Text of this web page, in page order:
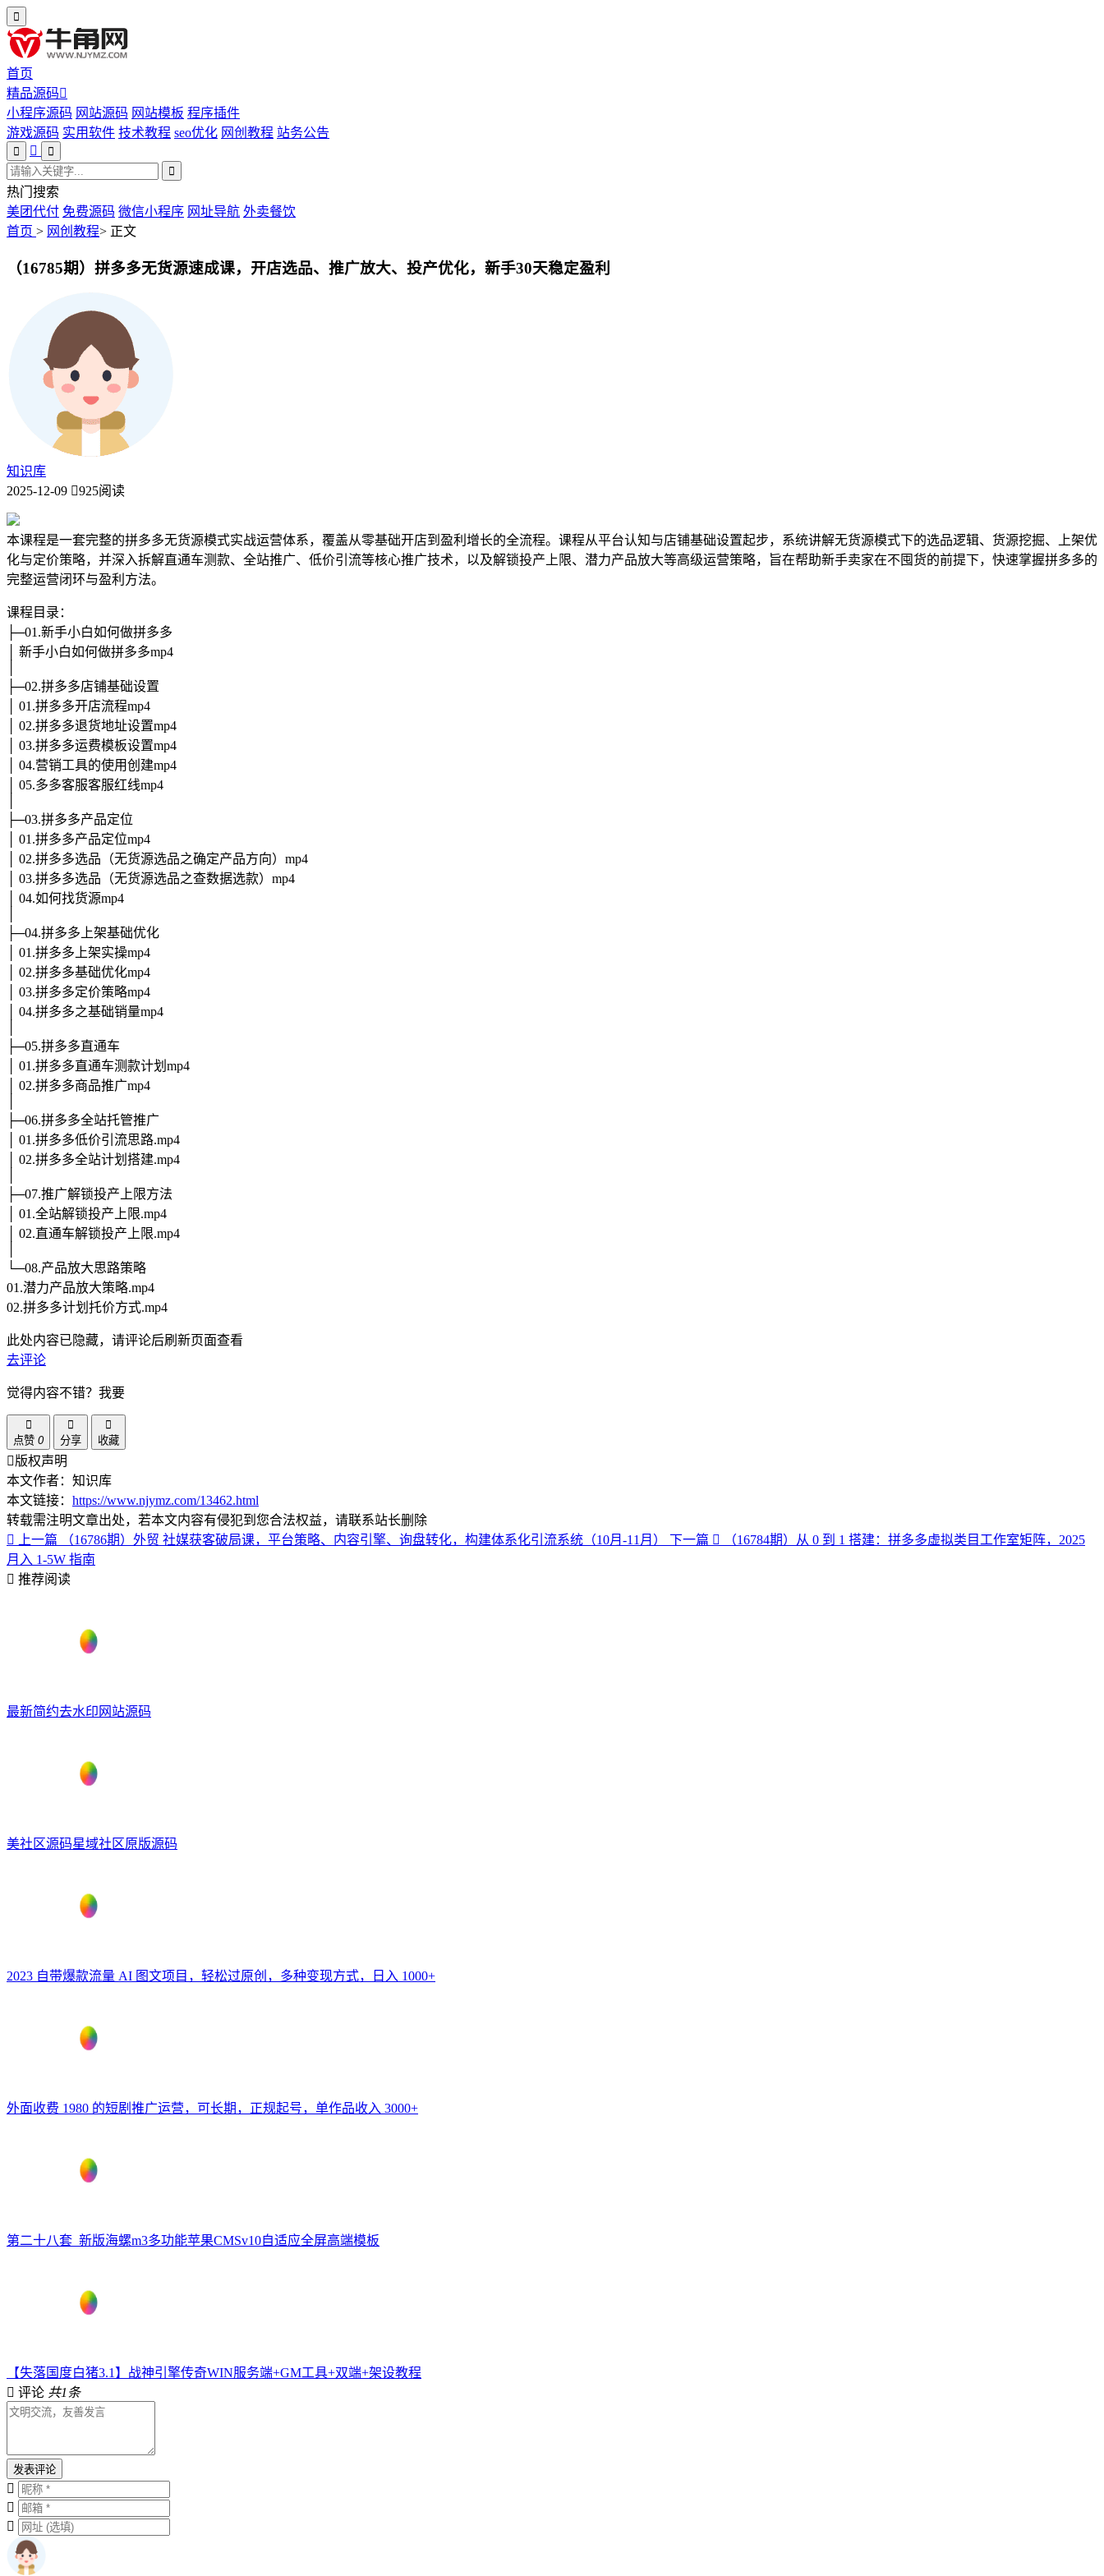
首页
精品源码
小程序源码 网站源码 网站模板 程序插件
游戏源码 实用软件 技术教程 seo优化 网创教程 站务公告
热门搜索
美团代付 免费源码 微信小程序 网址导航 外卖餐饮
首页 > 网创教程> 正文
（16785期）拼多多无货源速成课，开店选品、推广放大、投产优化，新手30天稳定盈利
知识库
2025-12-09
925阅读
本课程是一套完整的拼多多无货源模式实战运营体系，覆盖从零基础开店到盈利增长的全流程。课程从平台认知与店铺基础设置起步，系统讲解无货源模式下的选品逻辑、货源挖掘、上架优
化与定价策略，并深入拆解直通车测款、全站推广、低价引流等核心推广技术，以及解锁投产上限、潜力产品放大等高级运营策略，旨在帮助新手卖家在不囤货的前提下，快速掌握拼多多的
完整运营闭环与盈利方法。
课程目录：
├─01.新手小白如何做拼多多
│ 新手小白如何做拼多多mp4
├─02.拼多多店铺基础设置
│ 01.拼多多开店流程mp4
│ 02.拼多多退货地址设置mp4
│ 03.拼多多运费模板设置mp4
│ 04.营销工具的使用创建mp4
│ 05.多多客服客服红线mp4
├─03.拼多多产品定位
│ 01.拼多多产品定位mp4
│ 02.拼多多选品（无货源选品之确定产品方向）mp4
│ 03.拼多多选品（无货源选品之查数据选款）mp4
│ 04.如何找货源mp4
├─04.拼多多上架基础优化
│ 01.拼多多上架实操mp4
│ 02.拼多多基础优化mp4
│ 03.拼多多定价策略mp4
│ 04.拼多多之基础销量mp4
├─05.拼多多直通车
│ 01.拼多多直通车测款计划mp4
│ 02.拼多多商品推广mp4
├─06.拼多多全站托管推广
│ 01.拼多多低价引流思路.mp4
│ 02.拼多多全站计划搭建.mp4
├─07.推广解锁投产上限方法
│ 01.全站解锁投产上限.mp4
│ 02.直通车解锁投产上限.mp4
└─08.产品放大思路策略
01.潜力产品放大策略.mp4
02.拼多多计划托价方式.mp4
此处内容已隐藏，请评论后刷新页面查看
去评论
觉得内容不错？我要
点赞 0 分享 收藏
版权声明
本文作者：知识库
本文链接： https://www.njymz.com/13462.html
转载需注明文章出处，若本文内容有侵犯到您合法权益，请联系站长删除
上一篇
（16786期）外贸 社媒获客破局课，平台策略、内容引擎、询盘转化，构建体系化引流系统（10月-11月） 下一篇
（16784期）从 0 到 1 搭建：拼多多虚拟类目工作室矩阵，2025
月入 1-5W 指南
推荐阅读
最新简约去水印网站源码
美社区源码星域社区原版源码
2023 自带爆款流量 AI 图文项目，轻松过原创，多种变现方式，日入 1000+
外面收费 1980 的短剧推广运营，可长期，正规起号，单作品收入 3000+
第二十八套_新版海螺m3多功能苹果CMSv10自适应全屏高端模板
【失落国度白猪3.1】战神引擎传奇WIN服务端+GM工具+双端+架设教程
评论 共1条
发表评论